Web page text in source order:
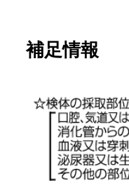
補足情報